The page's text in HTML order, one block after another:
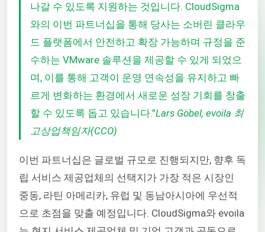
나갈 수 있도록 지원하는 것입니다. CloudSigma
와의 이번 파트너십을 통해 당사는 소버린 클라우
드 플랫폼에서 안전하고 확장 가능하며 규정을 준
수하는 VMware 솔루션을 제공할 수 있게 되었으
며, 이를 통해 고객이 운영 연속성을 유지하고 빠
르게 변화하는 환경에서 새로운 성장 기회를 창출
할 수 있도록 돕고 있습니다.”Lars Göbel, evoila 최
고상업책임자(CCO)
이번 파트너십은 글로벌 규모로 진행되지만, 향후 독
립 서비스 제공업체의 선택지가 가장 적은 시장인
중동, 라틴 아메리카, 유럽 및 동남아시아에 우선적
으로 초점을 맞출 예정입니다. CloudSigma와 evoila